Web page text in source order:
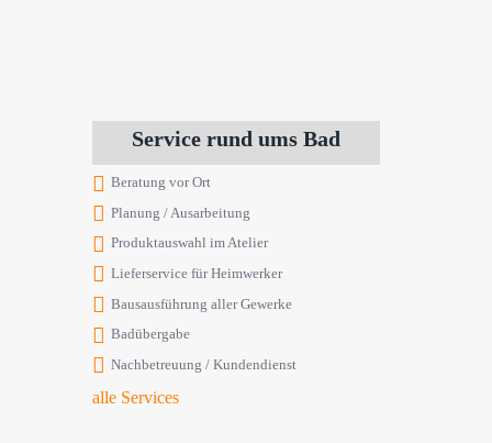
Service rund ums Bad
Beratung vor Ort
Planung / Ausarbeitung
Produktauswahl im Atelier
Lieferservice für Heimwerker
Bausausführung aller Gewerke
Badübergabe
Nachbetreuung / Kundendienst
alle Services